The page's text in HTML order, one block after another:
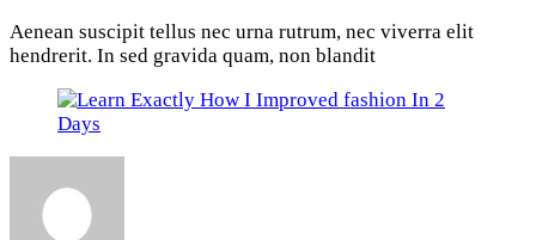
Aenean suscipit tellus nec urna rutrum, nec viverra elit
hendrerit. In sed gravida quam, non blandit